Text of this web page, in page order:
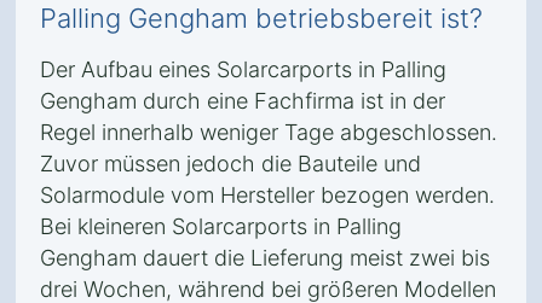
Palling Gengham betriebsbereit ist?
Der Aufbau eines Solarcarports in Palling
Gengham durch eine Fachfirma ist in der
Regel innerhalb weniger Tage abgeschlossen.
Zuvor müssen jedoch die Bauteile und
Solarmodule vom Hersteller bezogen werden.
Bei kleineren Solarcarports in Palling
Gengham dauert die Lieferung meist zwei bis
drei Wochen, während bei größeren Modellen